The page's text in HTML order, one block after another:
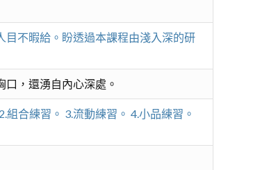
不暇給。盼透過本課程由淺入深的研
，還湧自內心深處。
合練習。 3.流動練習。 4.小品練習。